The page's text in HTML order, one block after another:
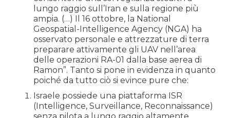
lungo raggio sull’Iran e sulla regione più
ampia. (…) Il 16 ottobre, la National
Geospatial-Intelligence Agency (NGA) ha
osservato personale e attrezzature di terra
preparare attivamente gli UAV nell’area
delle operazioni RA-01 dalla base aerea di
Ramon”. Tanto si pone in evidenza in quanto
poiché da tutto ciò si evince pure che:
Israele possiede una piattaforma ISR
(Intelligence, Surveillance, Reconnaissance)
senza pilota a lungo raggio altamente